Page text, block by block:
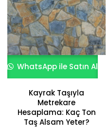
WhatsApp ile Satın Al
Kayrak Taşıyla
Metrekare
Hesaplama: Kaç Ton
Taş Alsam Yeter?